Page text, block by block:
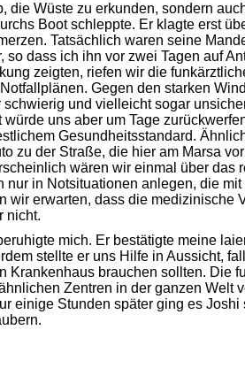
die Wüste zu erkunden, sondern
Boot schleppte. Er klagte erst
Tatsächlich waren seine
dass ich ihn vor zwei Tagen auf
zeigten, riefen wir die
Gegen den starken
und vielleicht sogar
uns aber um Tage
Gesundheitsstandard.
zu der Straße, die hier am Marsa
wären wir einmal über das
in Notsituationen anlegen, die
wir erwarten, dass die medizinische
nicht.
mich. Er bestätigte meine
stellte er uns Hilfe in Aussicht,
Krankenhaus brauchen sollten. Die
Zentren in der ganzen Welt
einige Stunden später ging es Joshi